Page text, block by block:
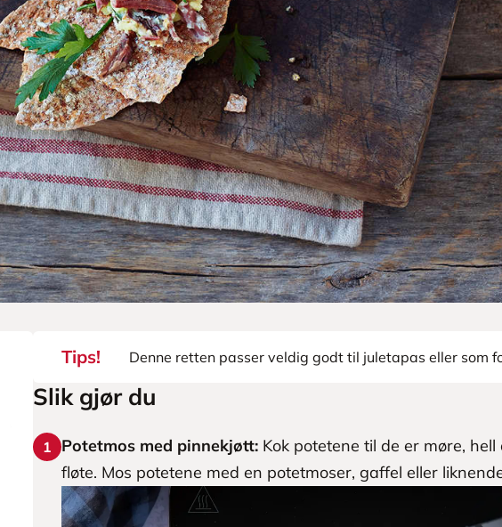
Tips! Denne retten passer veldig godt til juletapas eller som
Slik gjør du
1 Potetmos med pinnekjøtt: Kok potetene til de er møre,
fløte. Mos potetene med en potetmoser, gaffel eller